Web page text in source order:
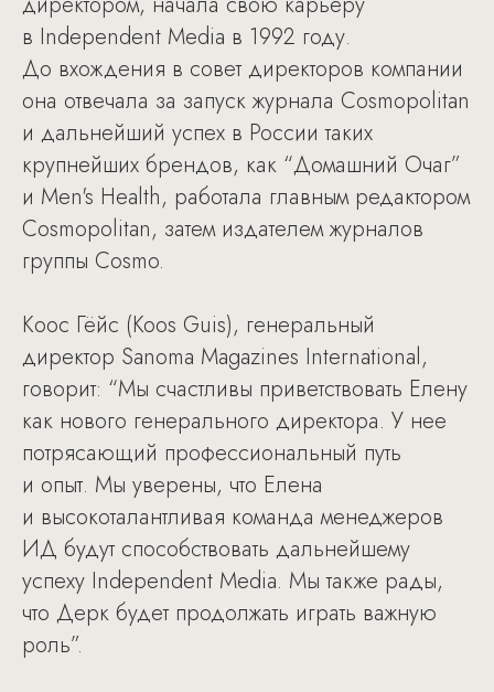
в Independent Media в 1992 году.
До вхождения в совет директоров компании
она отвечала за запуск журнала Cosmopolitan
и дальнейший успех в России таких
крупнейших брендов, как “Домашний Очаг”
и Men's Health, работала главным редактором
Cosmopolitan, затем издателем журналов
группы Cosmo.
Коос Гёйс (Koos Guis), генеральный
директор Sanoma Magazines International,
говорит: “Мы счастливы приветствовать Елену
как нового генерального директора. У нее
потрясающий профессиональный путь
и опыт. Мы уверены, что Елена
и высокоталантливая команда менеджеров
ИД будут способствовать дальнейшему
успеху Independent Media. Мы также рады,
что Дерк будет продолжать играть важную
роль”.